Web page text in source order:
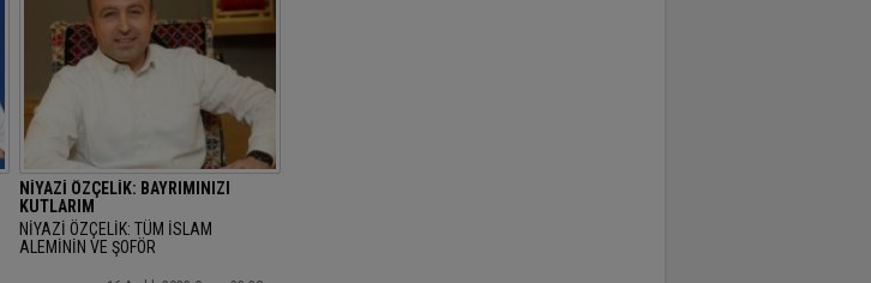
NİYAZİ ÖZÇELİK: BAYRIMINIZI
KUTLARIM
NİYAZİ ÖZÇELİK: TÜM İSLAM
ALEMİNİN VE ŞOFÖR